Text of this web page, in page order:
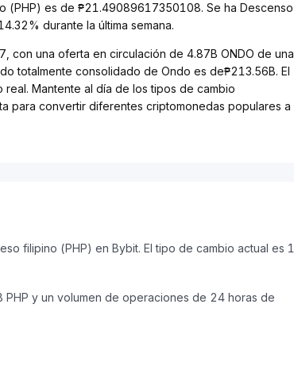
(PHP) es de ₱21.49089617350108. Se ha Descenso
durante la última semana.
con una oferta en circulación de 4.87B ONDO de una
totalmente consolidado de Ondo es de₱213.56B. El
Mantente al día de los tipos de cambio
para convertir diferentes criptomonedas populares a
filipino (PHP) en Bybit. El tipo de cambio actual es 1
y un volumen de operaciones de 24 horas de